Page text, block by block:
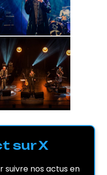
sur X
suivre nos actus en